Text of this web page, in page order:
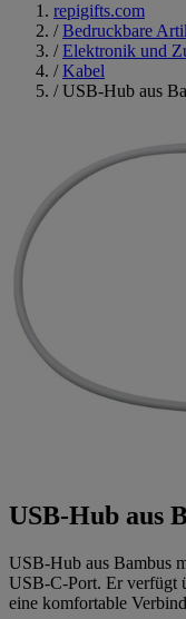
repigifts.com
/ Bedruckbare
/ Elektronik und
/ Kabel
/ USB-Hub aus
USB-Hub aus
USB-Hub aus Bambus
USB-C-Port. Er verfügt
eine komfortable